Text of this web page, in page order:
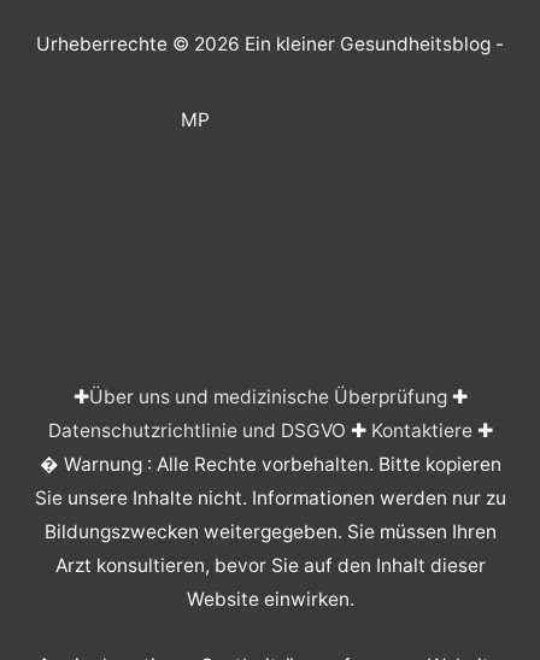
Urheberrechte © 2026 Ein kleiner Gesundheitsblog -
MP
✚Über uns und medizinische Überprüfung✚
Datenschutzrichtlinie und DSGVO ✚ Kontaktiere✚
� Warnung : Alle Rechte vorbehalten. Bitte kopieren
Sie unsere Inhalte nicht. Informationen werden nur zu
Bildungszwecken weitergegeben. Sie müssen Ihren
Arzt konsultieren, bevor Sie auf den Inhalt dieser
Website einwirken.